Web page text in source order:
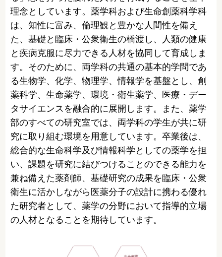
理念としています。薬学科および生命創薬科学科
は、知性に富み、倫理観と豊かな人間性を備え
た、基礎と臨床・公衆衛生の橋渡し、人類の健康
と疾病克服に尽力できる人材を協同して育成しま
す。そのために、両学科の共通の基本的学問であ
る生物学、化学、物理学、情報学を基盤とし、創
薬科学、生命薬学、環境・衛生薬学、医療・デー
タサイエンスを融合的に展開します。また、薬学
部のすべての研究室では、両学科の学生が共に研
究に取り組む環境を用意しています。卒業後は、
総合的な生命科学及び情報科学としての薬学を担
い、課題を研究に結びつけることのできる能力を
兼ね備えた薬剤師、基礎研究の成果を臨床・公衆
衛生に活かしながら医薬分子の設計に携わる優れ
た研究者として、薬学の分野において指導的立場
の人材となることを期待しています。